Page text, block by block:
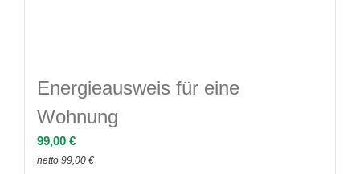
Energieausweis für eine
Wohnung
99,00 €
netto 99,00 €